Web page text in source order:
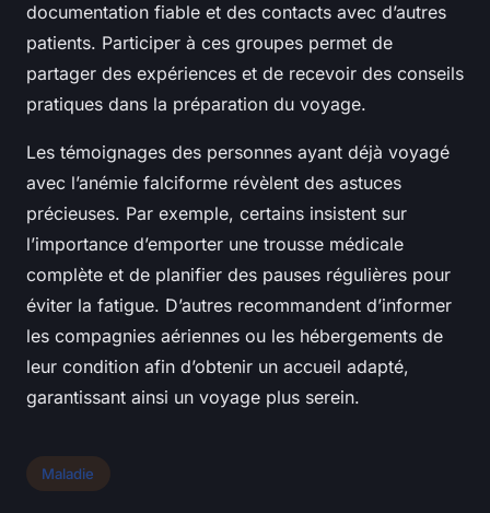
documentation fiable et des contacts avec d’autres
patients. Participer à ces groupes permet de
partager des expériences et de recevoir des conseils
pratiques dans la préparation du voyage.
Les témoignages des personnes ayant déjà voyagé
avec l’anémie falciforme révèlent des astuces
précieuses. Par exemple, certains insistent sur
l’importance d’emporter une trousse médicale
complète et de planifier des pauses régulières pour
éviter la fatigue. D’autres recommandent d’informer
les compagnies aériennes ou les hébergements de
leur condition afin d’obtenir un accueil adapté,
garantissant ainsi un voyage plus serein.
Maladie